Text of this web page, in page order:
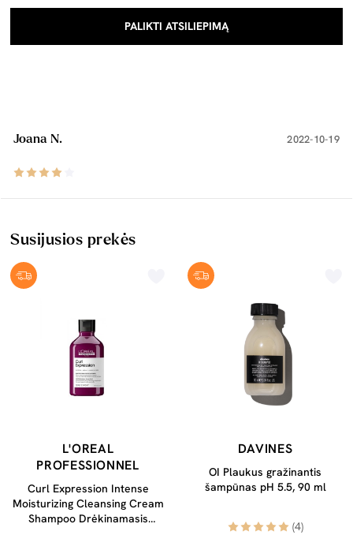
PALIKTI ATSILIEPIMĄ
Joana N. 2022-10-19
Susijusios prekės
L'OREAL
PROFESSIONNEL
Curl Expression Intense
Moisturizing Cleansing Cream
Shampoo Drėkinamasis
DAVINES
OI Plaukus gražinantis
šampūnas pH 5.5, 90 ml
(4)